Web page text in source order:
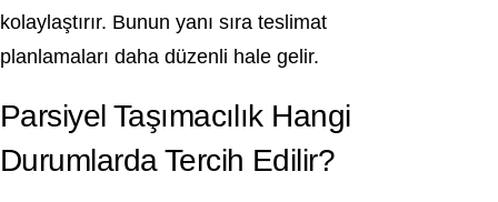
kolaylaştırır. Bunun yanı sıra teslimat
planlamaları daha düzenli hale gelir.
Parsiyel Taşımacılık Hangi
Durumlarda Tercih Edilir?